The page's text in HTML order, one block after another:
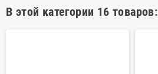
В этой категории 16 товаров: